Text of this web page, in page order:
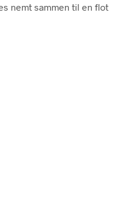
nemt sammen til en flot